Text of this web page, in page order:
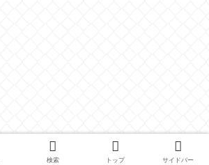
検索 トップ サイドバー